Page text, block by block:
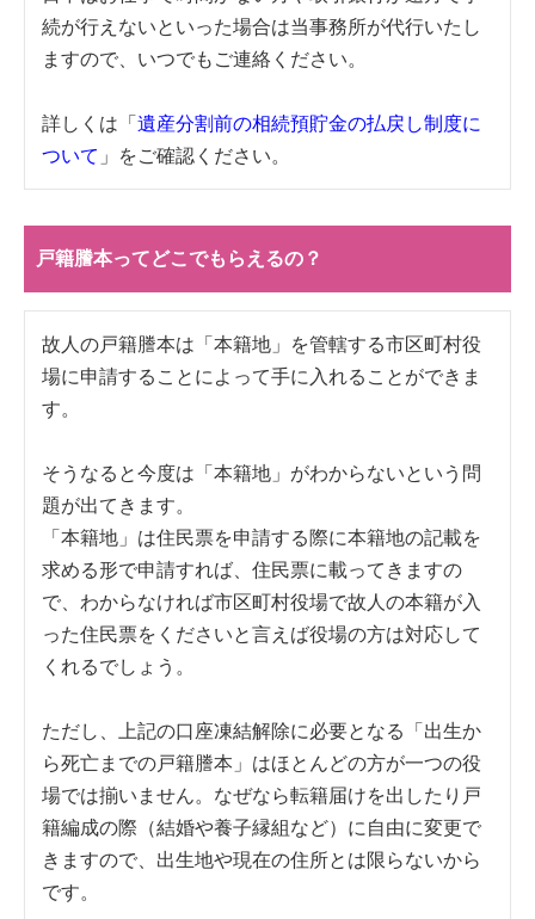
続が行えないといった場合は当事務所が代行いたし
ますので、いつでもご連絡ください。
詳しくは「 遺産分割前の相続預貯金の払戻し制度に
ついて 」をご確認ください。
戸籍謄本ってどこでもらえるの？
故人の戸籍謄本は「本籍地」を管轄する市区町村役
場に申請することによって手に入れることができま
す。
そうなると今度は「本籍地」がわからないという問
題が出てきます。
「本籍地」は住民票を申請する際に本籍地の記載を
求める形で申請すれば、住民票に載ってきますの
で、わからなければ市区町村役場で故人の本籍が入
った住民票をくださいと言えば役場の方は対応して
くれるでしょう。
ただし、上記の口座凍結解除に必要となる「出生か
ら死亡までの戸籍謄本」はほとんどの方が一つの役
場では揃いません。なぜなら転籍届けを出したり戸
籍編成の際（結婚や養子縁組など）に自由に変更で
きますので、出生地や現在の住所とは限らないから
です。